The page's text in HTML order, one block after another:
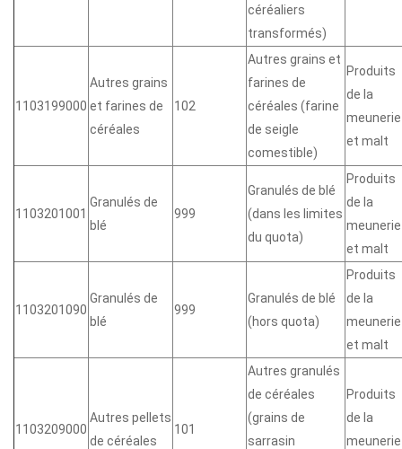
céréaliers
transformés)
1103199000
Autres grains
et farines de
céréales
102
Autres grains et
farines de
céréales (farine
de seigle
comestible)
Produits
de la
meunerie
et malt
1103201001
Granulés de
blé
999
Granulés de blé
(dans les limites
du quota)
Produits
de la
meunerie
et malt
1103201090
Granulés de
blé
999
Granulés de blé
(hors quota)
Produits
de la
meunerie
et malt
1103209000
Autres pellets
de céréales
101
Autres granulés
de céréales
(grains de
sarrasin
Produits
de la
meunerie